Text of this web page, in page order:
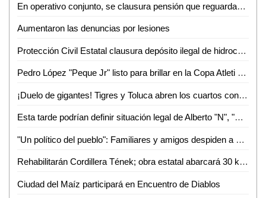
En operativo conjunto, se clausura pensión que reguardaba autotanques con hidrocarburos sin los permisos correspondientes
Aumentaron las denuncias por lesiones
Protección Civil Estatal clausura depósito ilegal de hidrocarburos
Pedro López "Peque Jr" listo para brillar en la Copa Atleti 2026
¡Duelo de gigantes! Tigres y Toluca abren los cuartos con alta tensión
Esta tarde podrían definir situación legal de Alberto "N", "El Patrón", por violencia familiar
"Un político del pueblo": Familiares y amigos despiden a Juan José Ortiz Azuara con toque de silencio
Rehabilitarán Cordillera Tének; obra estatal abarcará 30 kilómetros
Ciudad del Maíz participará en Encuentro de Diablos